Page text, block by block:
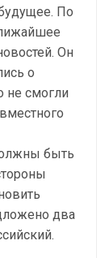
По
Он
о
не смогли
быть
два